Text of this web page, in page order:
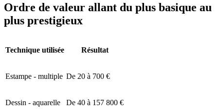
Ordre de valeur allant du plus basique au
plus prestigieux
Technique utilisée Résultat
Estampe - multiple De 20 à 700 €
Dessin - aquarelle De 40 à 157 800 €